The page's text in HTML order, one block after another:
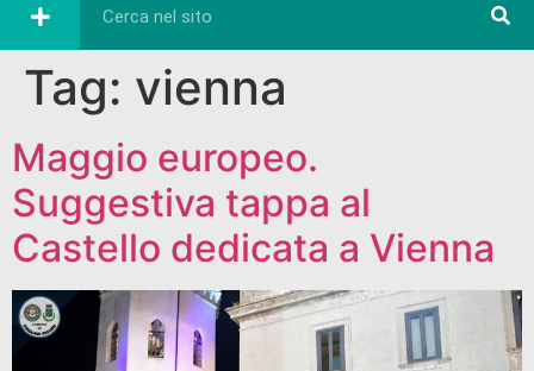
Tag: vienna
Maggio europeo.
Suggestiva tappa al
Castello dedicata a Vienna